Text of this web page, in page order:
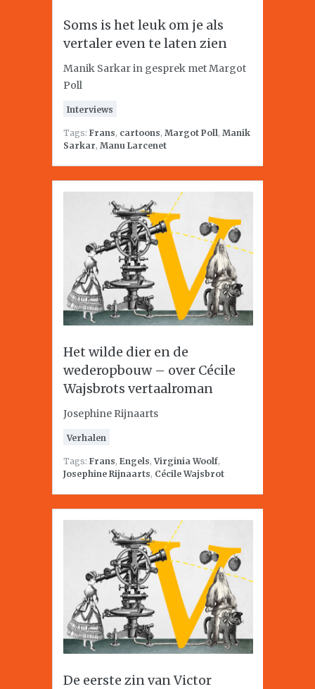
Soms is het leuk om je als
vertaler even te laten zien
Manik Sarkar in gesprek met Margot
Poll
Interviews
Tags: Frans, cartoons, Margot Poll, Manik
Sarkar, Manu Larcenet
Het wilde dier en de
wederopbouw – over Cécile
Wajsbrots vertaalroman
Josephine Rijnaarts
Verhalen
Tags: Frans, Engels,Virginia Woolf,
Josephine Rijnaarts, Cécile Wajsbrot
De eerste zin van Victor